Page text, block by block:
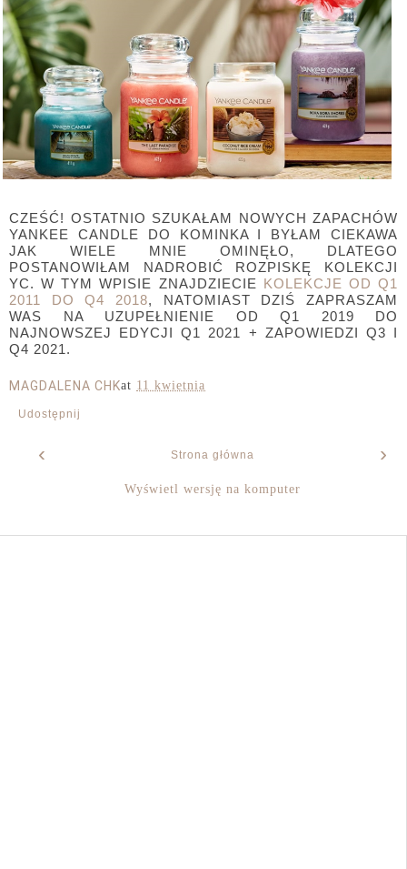
CZEŚĆ! OSTATNIO SZUKAŁAM NOWYCH ZAPACHÓW
YANKEE CANDLE DO KOMINKA I BYŁAM CIEKAWA
JAK WIELE MNIE OMINĘŁO, DLATEGO
POSTANOWIŁAM NADROBIĆ ROZPISKĘ KOLEKCJI
YC. W TYM WPISIE ZNAJDZIECIE KOLEKCJE OD Q1
2011 DO Q4 2018, NATOMIAST DZIŚ ZAPRASZAM
WAS NA UZUPEŁNIENIE OD Q1 2019 DO
NAJNOWSZEJ EDYCJI Q1 2021 + ZAPOWIEDZI Q3 I
Q4 2021.
MAGDALENA CHKat 11 kwietnia
Udostępnij
‹ ›
Strona główna
Wyświetl wersję na komputer